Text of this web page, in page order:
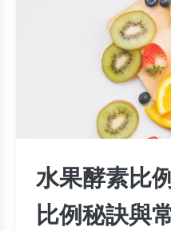
水果酵素比
比例秘訣與